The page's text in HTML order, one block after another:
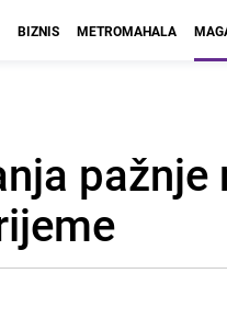
BIZNIS METROMAHALA